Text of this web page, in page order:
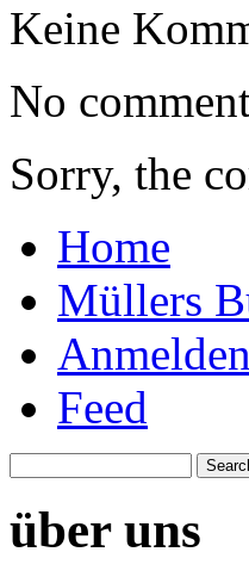
Keine
No
Sorry, the
Home
Müllers
Anmelden
Feed
über uns